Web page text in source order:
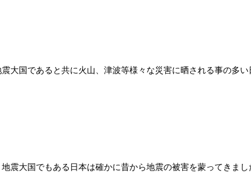
大国であると共に火山、津波等様々な災害に晒される事の多
震大国でもある日本は確かに昔から地震の被害を蒙ってきま